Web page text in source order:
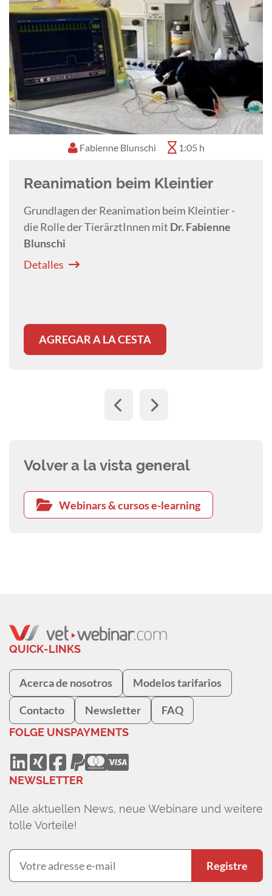
Fabienne Blunschi 1:05 h
Reanimation beim Kleintier
Grundlagen der Reanimation beim Kleintier -
die Rolle der TierärztInnen mit Dr. Fabienne
Blunschi
Detalles
AGREGAR A LA CESTA
Volver a la vista general
Webinars & cursos e-learning
QUICK-LINKS
Acerca de nosotros Modelos tarifarios
Contacto Newsletter FAQ
FOLGE UNSPAYMENTS
NEWSLETTER
Alle aktuellen News, neue Webinare und weitere
tolle Vorteile!
Registre